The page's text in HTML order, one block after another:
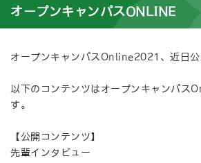
オープンキャンパスONLINE
オープンキャンパスOnline2021、近日公
以下のコンテンツはオープンキャンパス
す。
【公開コンテンツ】
先輩インタビュー